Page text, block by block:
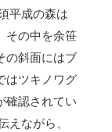
平成の森は
その中を余笹
の斜面にはブ
はツキノワグ
確認されてい
えながら、